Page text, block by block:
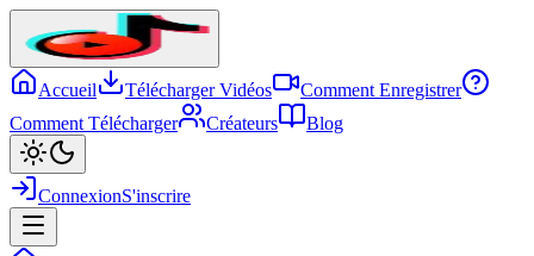
Accueil Télécharger Vidéos
Comment Enregistrer
Comment Télécharger
Créateurs Blog
ConnexionS'inscrire